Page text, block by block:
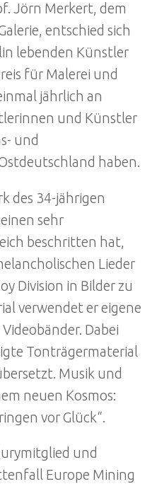
Jörn Merkert, dem
entschied sich
lebenden Künstler
für Malerei und
jährlich an
und Künstler
und
haben.
des 34-jährigen
sehr
beschritten hat,
Lieder
Division in Bilder zu
verwendet er eigene
Dabei
Tonträgermaterial
Musik und
neuen Kosmos:
vor Glück“.
und
Europe Mining